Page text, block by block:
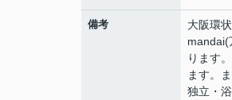
備考
大阪環
mandai(
ります
ます。
独立・